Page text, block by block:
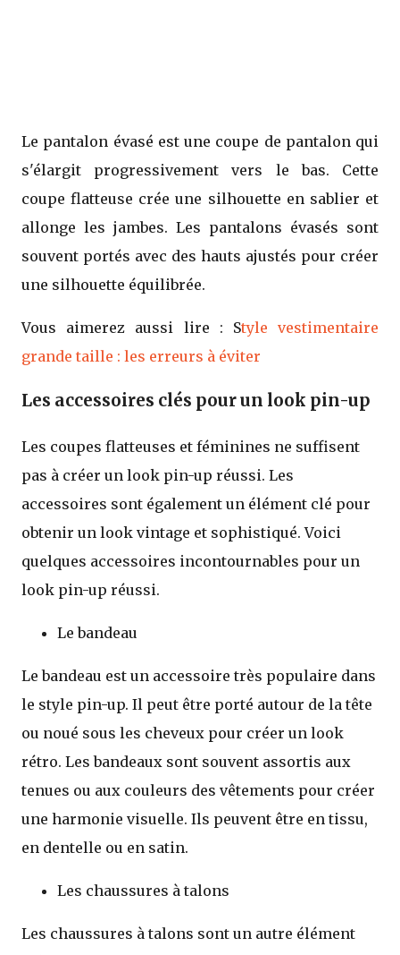
Le pantalon évasé est une coupe de pantalon qui
s'élargit progressivement vers le bas. Cette
coupe flatteuse crée une silhouette en sablier et
allonge les jambes. Les pantalons évasés sont
souvent portés avec des hauts ajustés pour créer
une silhouette équilibrée.
Vous aimerez aussi lire : Style vestimentaire
grande taille : les erreurs à éviter
Les accessoires clés pour un look pin-up
Les coupes flatteuses et féminines ne suffisent
pas à créer un look pin-up réussi. Les
accessoires sont également un élément clé pour
obtenir un look vintage et sophistiqué. Voici
quelques accessoires incontournables pour un
look pin-up réussi.
Le bandeau
Le bandeau est un accessoire très populaire dans
le style pin-up. Il peut être porté autour de la tête
ou noué sous les cheveux pour créer un look
rétro. Les bandeaux sont souvent assortis aux
tenues ou aux couleurs des vêtements pour créer
une harmonie visuelle. Ils peuvent être en tissu,
en dentelle ou en satin.
Les chaussures à talons
Les chaussures à talons sont un autre élément